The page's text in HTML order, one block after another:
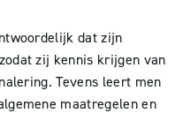
dat zijn
zij kennis krijgen van
Tevens leert men
maatregelen en